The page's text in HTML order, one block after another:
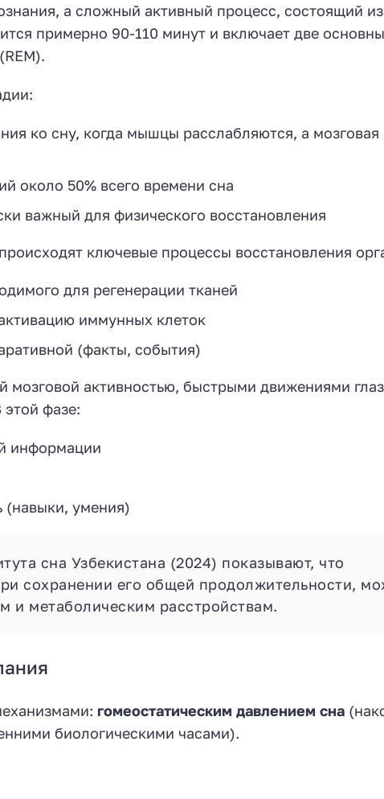
а сложный активный процесс, состоящий из
примерно 90-110 минут и включает две
(REM).
ко сну, когда мышцы расслабляются, а мозговая
около 50% всего времени сна
важный для физического восстановления
ключевые процессы восстановления
для регенерации тканей
иммунных клеток
(факты, события)
мозговой активностью, быстрыми движениями
фазе:
информации
(навыки, умения)
сна Узбекистана (2024) показывают, что
сохранении его общей продолжительности,
и метаболическим расстройствам.
гомеостатическим давлением сна
биологическими часами).